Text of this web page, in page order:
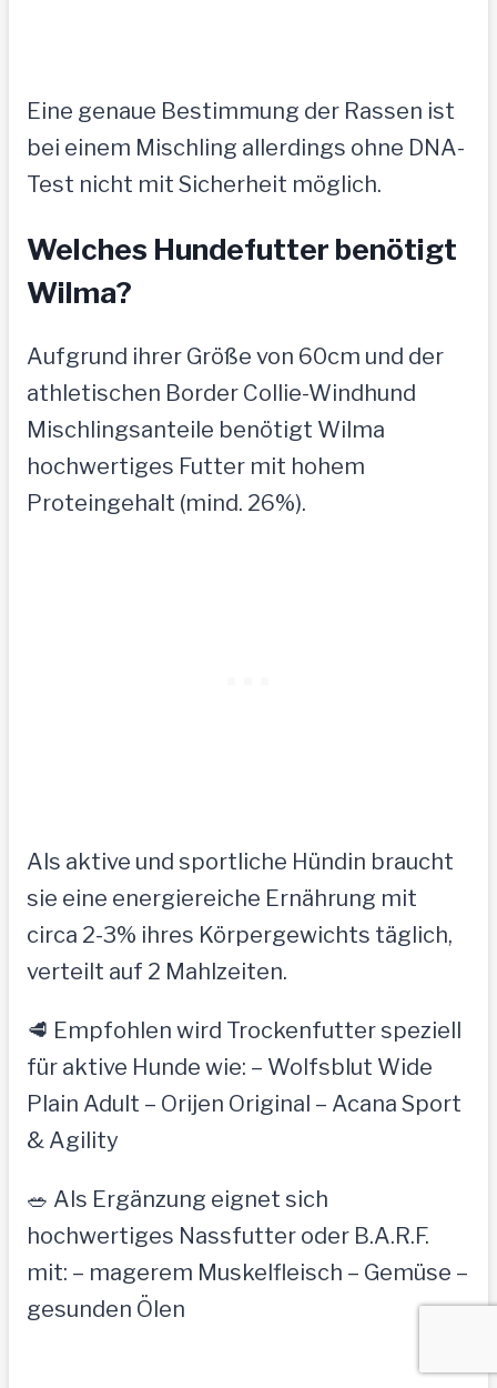
Eine genaue Bestimmung der Rassen ist
bei einem Mischling allerdings ohne DNA-
Test nicht mit Sicherheit möglich.
Welches Hundefutter benötigt
Wilma?
Aufgrund ihrer Größe von 60cm und der
athletischen Border Collie-Windhund
Mischlingsanteile benötigt Wilma
hochwertiges Futter mit hohem
Proteingehalt (mind. 26%).
Als aktive und sportliche Hündin braucht
sie eine energiereiche Ernährung mit
circa 2-3% ihres Körpergewichts täglich,
verteilt auf 2 Mahlzeiten.
🥩 Empfohlen wird Trockenfutter speziell
für aktive Hunde wie: – Wolfsblut Wide
Plain Adult – Orijen Original – Acana Sport
& Agility
🥗 Als Ergänzung eignet sich
hochwertiges Nassfutter oder B.A.R.F.
mit: – magerem Muskelfleisch – Gemüse –
gesunden Ölen